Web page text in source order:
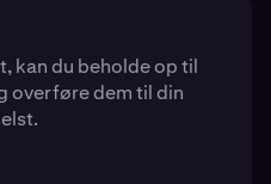
kan du beholde op til
overføre dem til din